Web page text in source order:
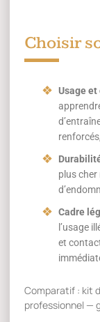
Choisir
Usage et
plus cher
Cadre
l’usage
et
Comparatif : kit
professionnel —